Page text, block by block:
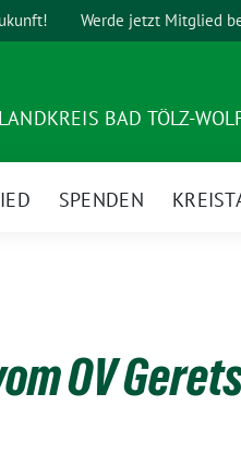
Werde jetzt Mitglied
BAD TÖLZ-
SPENDEN
OV